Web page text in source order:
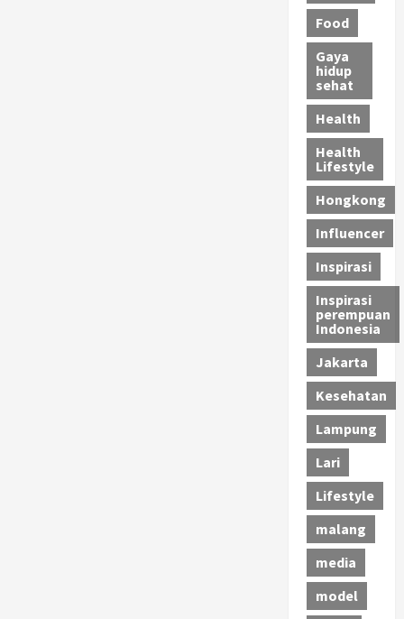
Food
Gaya
hidup
sehat
Health
Health
Lifestyle
Hongkong
Influencer
Inspirasi
Inspirasi
perempuan
Indonesia
Jakarta
Kesehatan
Lampung
Lari
Lifestyle
malang
media
model